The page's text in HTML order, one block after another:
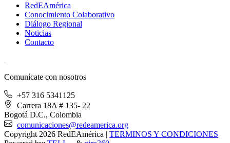
RedEAmérica
Conocimiento Colaborativo
Diálogo Regional
Noticias
Contacto
Comunícate con nosotros
+57 316 5341125
Carrera 18A # 135- 22
Bogotá D.C., Colombia
comunicaciones@redeamerica.org
Copyright 2026 RedEAmérica | TERMINOS Y CONDICIONES